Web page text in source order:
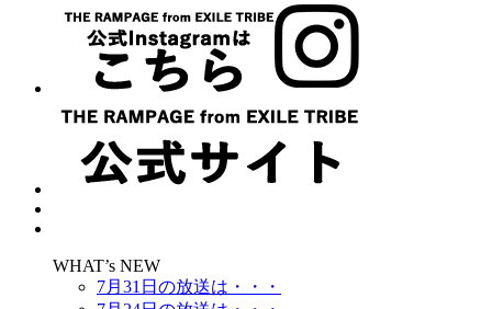
WHAT’s NEW
7月31日の放送は・・・